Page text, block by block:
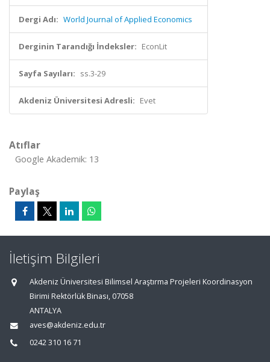
Dergi Adı: World Journal of Applied Economics
Derginin Tarandığı İndeksler: EconLit
Sayfa Sayıları: ss.3-29
Akdeniz Üniversitesi Adresli: Evet
Atıflar
Google Akademik: 13
Paylaş
İletişim Bilgileri
Akdeniz Üniversitesi Bilimsel Araştırma Projeleri Koordinasyon
Birimi Rektörlük Binası, 07058
ANTALYA
aves@akdeniz.edu.tr
0242 310 16 71